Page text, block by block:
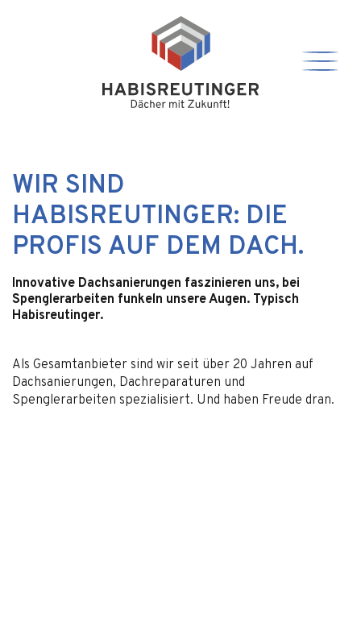
WIR SIND
HABISREUTINGER: DIE
PROFIS AUF DEM DACH.
Innovative Dachsanierungen faszinieren uns, bei
Spenglerarbeiten funkeln unsere Augen. Typisch
Habisreutinger.
Als Gesamtanbieter sind wir seit über 20 Jahren auf
Dachsanierungen, Dachreparaturen und
Spenglerarbeiten spezialisiert. Und haben Freude dran.